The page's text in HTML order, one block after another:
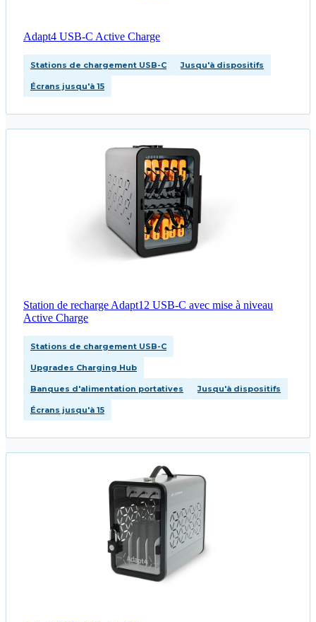
Adapt4 USB-C Active Charge
Stations de chargement USB-C Jusqu'à dispositifs
Écrans jusqu'à 15
Station de recharge Adapt12 USB-C avec mise à niveau
Active Charge
Stations de chargement USB-C
Upgrades Charging Hub
Banques d'alimentation portatives Jusqu'à dispositifs
Écrans jusqu'à 15